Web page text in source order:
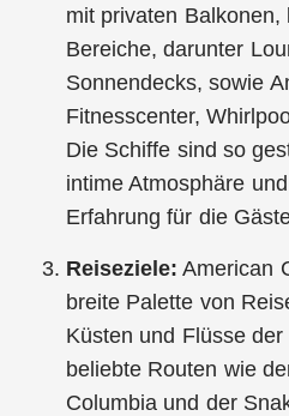
mit privaten
Bereiche, darunter
Sonnendecks, sowie
Fitnesscenter,
Die Schiffe sind so
intime Atmosphäre
Erfahrung für die
Reiseziele: American
breite Palette von
Küsten und Flüsse
beliebte Routen wie
Columbia und der